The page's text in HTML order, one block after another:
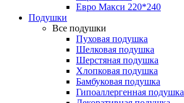
Евро Макси 220*240
Подушки
Все подушки
Пуховая подушка
Шелковая подушка
Шерстяная подушка
Хлопковая подушка
Бамбуковая подушка
Гипоаллергенная подушка